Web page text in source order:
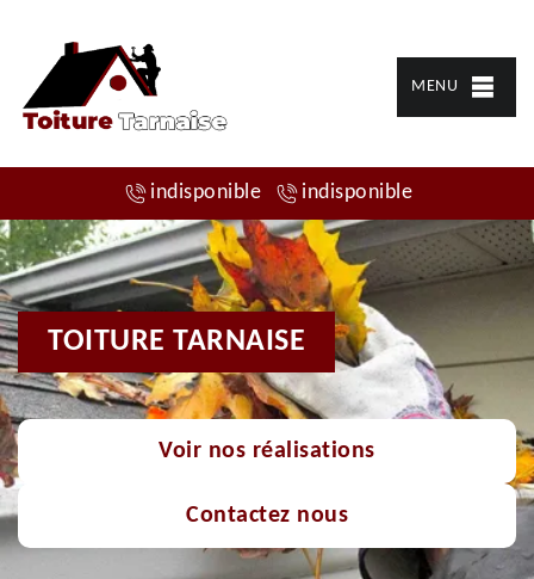
MENU
indisponible indisponible
TOITURE TARNAISE
Voir nos réalisations
Contactez nous